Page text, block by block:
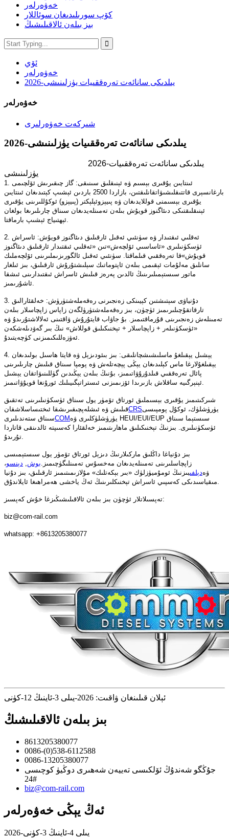
خەۋەرلەر
كۆپ سورىلىدىغان سوئاللار
بىز بىلەن ئالاقىلىشىڭ
ئۆي
خەۋەرلەر
2026-يىلدىكى سانائەت تەرەققىيات يۈزلىنىشى
خەۋەرلەر
شىركەت خەۋەرلىرى
2026-يىلدىكى سانائەت تەرەققىيات يۈزلىنىشى
2026-يىلدىكى سانائەت تەرەققىيات
يۈزلىنىشى
1. ئىنتايىن يۇقىرى بېسىم ۋە ئېنىقلىق سىنىقى: گاز چىقىرىش ئۆلچىمى
بارغانسېرى قاتتىقلىشىۋاتقانلىقتىن، بازاردا 2500 باردىن ئېشىپ كېتىدىغان ئىنتايىن
يۇقىرى بېسىمنى قوللايدىغان ۋە پىيېزوئېلېكتر (پىيېزو) ئوكۇللىرىنى يۇقىرى
ئېنىقلىقتىكى دىئاگنوز قويۇش بىلەن تەمىنلەيدىغان سىناق چارىلىرىغا بولغان
2. ئەقلىي ئىقتىدار ۋە سۈنئىي ئەقىل ئارقىلىق دىئاگنوز قويۇش: ئاسراش
ئۈسكۈنىلىرى «ئاساسىي ئۆلچەش»تىن «ئەقلىي ئىقتىدار ئارقىلىق دىئاگنوز
قويۇش»قا تەرەققىي قىلماقتا. سۈنئىي ئەقىل ئالگورىزىملىرىنى ئۆلچەملىك
سانلىق مەلۇمات ئېقىمى بىلەن ئاپتوماتىك سېلىشتۇرۇش ئارقىلىق، بىز ئىلغار
ماتور سىستېمىلىرىنىڭ ئالدىن پەرەز قىلىش ئاسراش ئىقتىدارىنى ئىشقا
3. دۇنياۋى سېتىشتىن كېيىنكى زەنجىرنى رەقەملەشتۈرۈش: خەلقئارالىق
تارقاتقۇچىلىرىمىز ئۈچۈن، بىز رەقەملەشتۈرۈلگەن زاپاس زاپچاسلار بىلەن
تەمىنلەش زەنجىرىنى قۇرماقتىمىز. بۇ جاۋاب قايتۇرۇش ۋاقتىنى ئەلالاشتۇرىدۇ ۋە
«ئۈسكۈنىلەر + زاپچاسلار + تېخنىكىلىق قوللاش» نىڭ بىر گەۋدىلەشكەن
4. يېشىل يېقىلغۇ ماسلىشىشچانلىقى: بىز بىئودىزېل ۋە قايتا ھاسىل بولىدىغان
يېقىلغۇلارغا ماس كېلىدىغان يېڭى پېچەتلەش ۋە پومپا سىناق قىلىش چارىلىرىنى
پائال تەرەققىي قىلدۇرۇۋاتىمىز، بۇنىڭ بىلەن يېڭىدىن گۈللىنىۋاتقان يېشىل
شىركىتىمىز يۇقىرى بېسىملىق ئورتاق تۆمۈر يول سىناق ئۈسكۈنىلىرىنى تەتقىق
قىلىش ۋە ئىشلەپچىقىرىشقا ئىختىساسلاشقانCRSيۈرۈشلۈك، ئوكۇل پومپىسى
سىناق ستەندىلىرىCOM يۈرۈشلۈكلىرى ۋە HEUI/EUI/EUP سىستېما سىناق
ئۈسكۈنىلىرى. بىزنىڭ تېخنىكىلىق ماھارىتىمىز خەلقئارا كەسىپتە ئالدىنقى قاتاردا
بىز دۇنياغا داڭلىق ماركىلارنىڭ دىزېل ئورتاق تۆمۈر يول سىستېمىسى
زاپچاسلىرىنى تەمىنلەيدىغان مەخسۇس تەمىنلىگۈچىمىز. بوش دېنسو،
ۋەدېلفىبىزنىڭ ئومۇميۈزلۈك «بىر بېكەتلىك» مۇلازىمىتىمىز ئارقىلىق، بىز دۇنيا
تەپسىلاتلار ئۈچۈن بىز بىلەن ئالاقىلىشىڭىزغا خۇش كەپسىز:
biz@com-rail.com
whatsapp: +8613205380077
ئېلان قىلىنغان ۋاقىت: 2026-يىلى 3-ئاينىڭ 12-كۈنى
بىز بىلەن ئالاقىلىشىڭ
8613205380077
0086-(0)538-6112588
0086-13205380077
جۇڭگو شەندۇڭ ئۆلكىسى تەييەن شەھىرى دوڭيۈ كوچىسى
24#
biz@com-rail.com
ئەڭ يېڭى خەۋەرلەر
2026-يىلى 4-ئاينىڭ 3-كۈنى